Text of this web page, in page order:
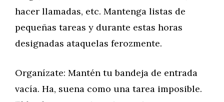
hacer llamadas, etc. Mantenga listas de
pequeñas tareas y durante estas horas
designadas ataquelas ferozmente.
Organízate: Mantén tu bandeja de entrada
vacía. Ha, suena como una tarea imposible.